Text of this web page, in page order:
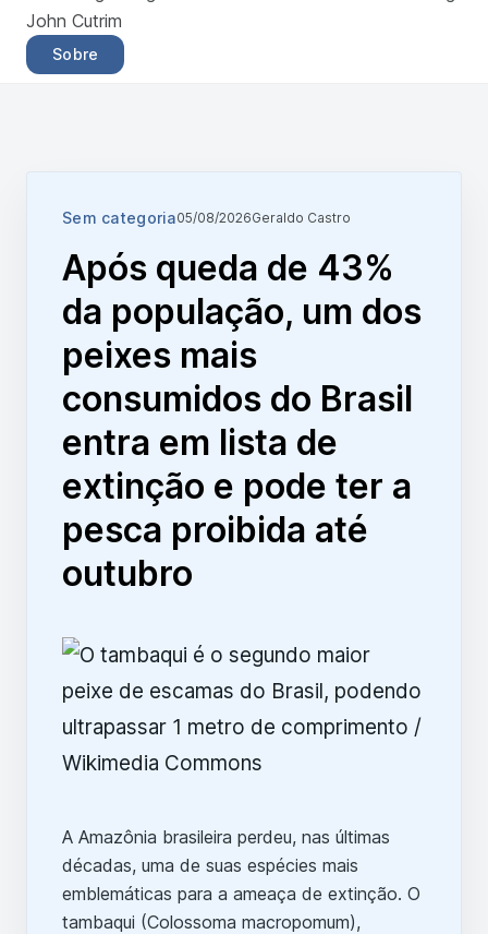
John Cutrim
Sobre
Sem categoria05/08/2026Geraldo Castro
Após queda de 43%
da população, um dos
peixes mais
consumidos do Brasil
entra em lista de
extinção e pode ter a
pesca proibida até
outubro
A Amazônia brasileira perdeu, nas últimas
décadas, uma de suas espécies mais
emblemáticas para a ameaça de extinção. O
tambaqui (Colossoma macropomum),